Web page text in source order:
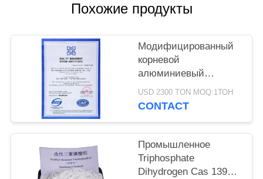
Похожие продукты
Модифицированный
корневой
алюминиевый
триполифосфат CAS
13939-25-8 для
USD 2300 TON MOQ:1ТОН
CONTACT
Промышленное
Triphosphate
Dihydrogen Cas 13939-